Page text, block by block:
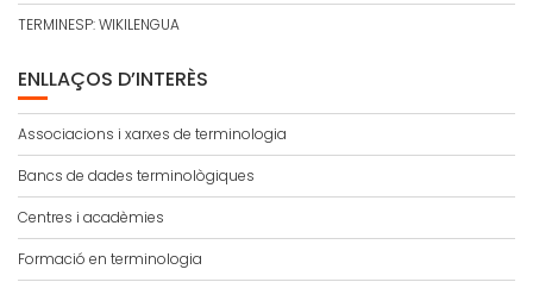
TERMINESP: WIKILENGUA
ENLLAÇOS D’INTERÈS
Associacions i xarxes de terminologia
Bancs de dades terminològiques
Centres i acadèmies
Formació en terminologia